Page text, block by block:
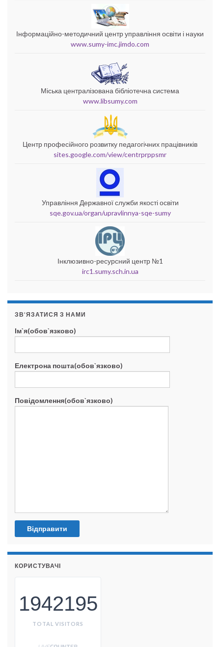
Інформаційно-методичний центр управління освіти і науки
www.sumy-imc.jimdo.com
Міська централізована бібліотечна система
www.libsumy.com
Центр професійного розвитку педагогічних працівників
sites.google.com/view/centrprppsmr
Управління Державної служби якості освіти
sqe.gov.ua/organ/upravlinnya-sqe-sumy
Інклюзивно-ресурсний центр №1
irc1.sumy.sch.in.ua
ЗВ’ЯЗАТИСЯ З НАМИ
Ім`я(обов`язково)
Електрона пошта(обов`язково)
Повідомлення(обов`язково)
КОРИСТУВАЧІ
1942195
TOTAL VISITORS